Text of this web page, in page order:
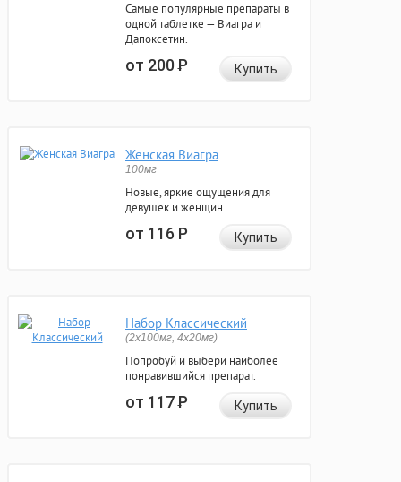
Самые популярные препараты в
одной таблетке — Виагра и
Дапоксетин.
от 200Р Купить
Женская Виагра
100мг
Новые, яркие ощущения для
девушек и женщин.
от 116Р Купить
Набор Классический
(2x100мг, 4x20мг)
Попробуй и выбери наиболее
понравившийся препарат.
от 117Р Купить